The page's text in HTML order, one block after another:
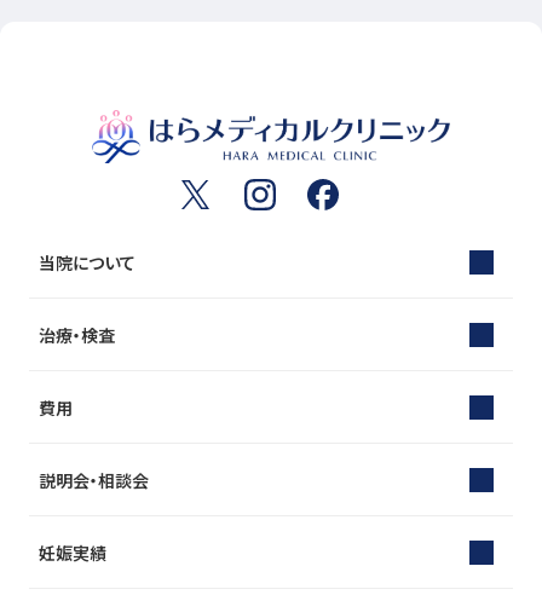
当院について
治療・検査
費用
説明会・相談会
妊娠実績